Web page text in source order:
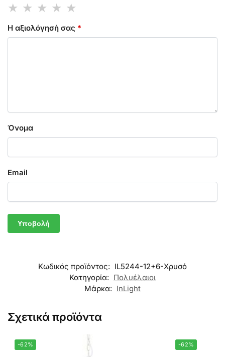
Η αξιολόγησή σας *
Όνομα
Email
Κωδικός προϊόντος: IL5244-12+6-Χρυσό
Κατηγορία: Πολυέλαιοι
Μάρκα: InLight
Σχετικά προϊόντα
-62% -62%